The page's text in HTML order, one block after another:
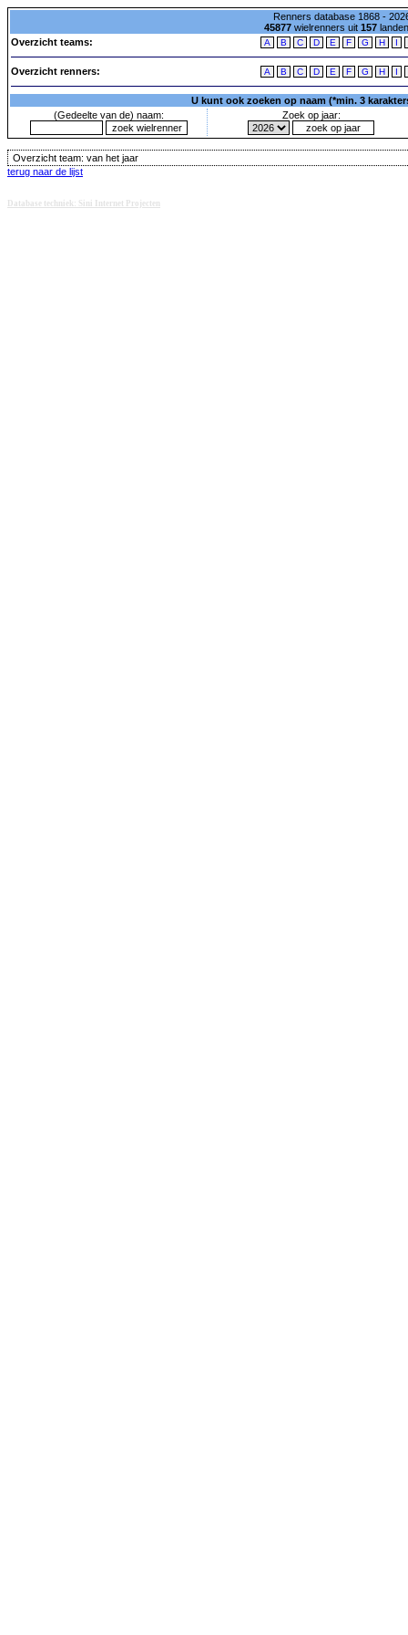
Renners database 1868 -
45877wielrenners uit 157
Overzicht teams:
A B C D E F G H I
Overzicht renners: A B C D E F G H I
U kunt ook zoeken op naam (*min. 3
(Gedeelte van de) naam:
Zoek op jaar:
Overzicht team: van het jaar
terug naar de lijst
Database techniek: Sini Internet Projecten